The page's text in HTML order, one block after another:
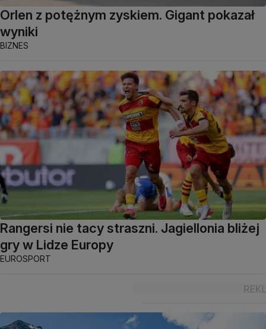
Orlen z potężnym zyskiem. Gigant pokazał
wyniki
BIZNES
Rangersi nie tacy straszni. Jagiellonia bliżej
gry w Lidze Europy
EUROSPORT